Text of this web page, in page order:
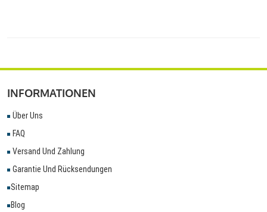
INFORMATIONEN
Über Uns
FAQ
Versand Und Zahlung
Garantie Und Rücksendungen
Sitemap
Blog